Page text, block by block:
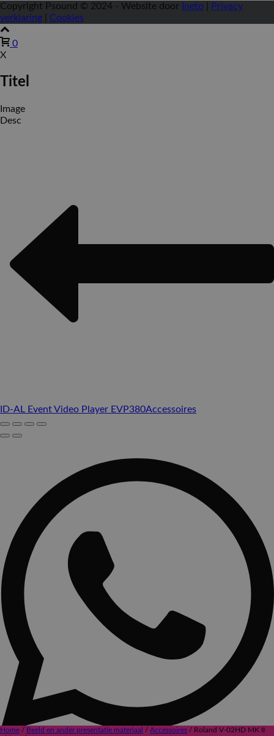
Home / Beeld en ander presentatie materiaal / Accessoires / Roland V-02HD MK II
Copyright Psound © 2024 - Website door Ineto
Privacy
verklaring
Cookies
0
X
Titel
Image
Desc
ID-AL Event Video Player EVP380Accessoires